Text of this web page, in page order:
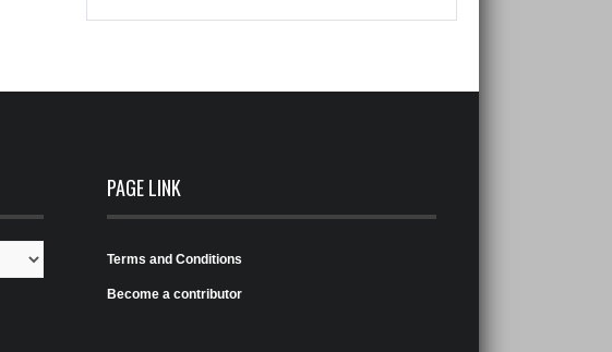
PAGE LINK
Terms and Conditions
Become a contributor